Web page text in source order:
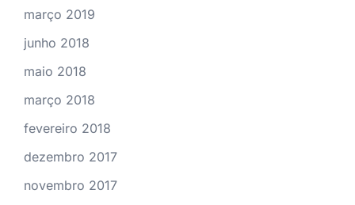
março 2019
junho 2018
maio 2018
março 2018
fevereiro 2018
dezembro 2017
novembro 2017